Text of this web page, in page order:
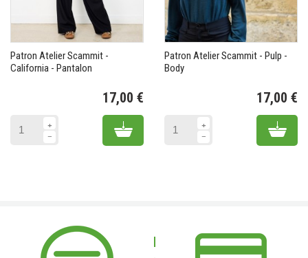
Patron Atelier Scammit -
California - Pantalon
17,00 €
Add to cart
Patron Atelier Scammit - Pulp -
Body
17,00 €
Add